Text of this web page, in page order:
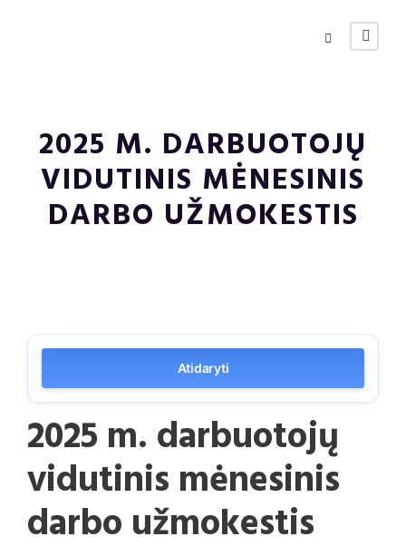
2025 M. DARBUOTOJŲ
VIDUTINIS MĖNESINIS
DARBO UŽMOKESTIS
Atidaryti
2025 m. darbuotojų
vidutinis mėnesinis
darbo užmokestis